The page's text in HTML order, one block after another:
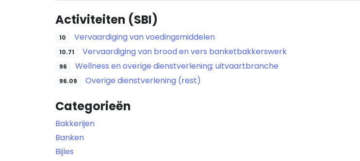
Activiteiten (SBI)
10 Vervaardiging van voedingsmiddelen
10.71 Vervaardiging van brood en vers banketbakkerswerk
96 Wellness en overige dienstverlening; uitvaartbranche
96.09 Overige dienstverlening (rest)
Categorieën
Bakkerijen
Banken
Bijles